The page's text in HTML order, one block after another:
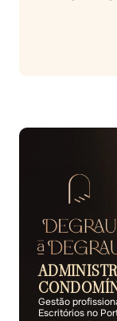
Gestão
Escritórios no